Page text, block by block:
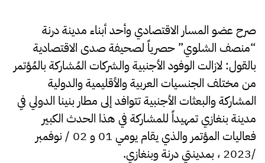
صرح عضو المسار الاقتصادي وأحد أبناء مدينة درنة
“منصف الشلوي” حصرياً لصحيفة صدى الاقتصادية
بالقول: لازالت الوفود الأجنبية والشركات المُشاركة بالمُؤتمر
من مختلف الجنسيات العربية والأقليمية والدولية
المشاركة والبعثات الأجنبية تتوافد إلى مطار بنينا الدولي في
مدينة بنغازي تمهيداً للمشاركة في هذا الحدث الكبير
فعاليات المؤتمر والذي يقام يومي 01 و 02 / نوفمبر
/2023 ، بمدينتي درنة وبنغازي
.